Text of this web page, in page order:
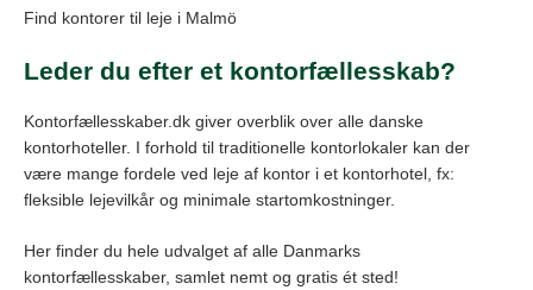
Find kontorer til leje i Malmö
Leder du efter et kontorfællesskab?
Kontorfællesskaber.dk giver overblik over alle danske
kontorhoteller. I forhold til traditionelle kontorlokaler kan der
være mange fordele ved leje af kontor i et kontorhotel, fx:
fleksible lejevilkår og minimale startomkostninger.
Her finder du hele udvalget af alle Danmarks
kontorfællesskaber, samlet nemt og gratis ét sted!